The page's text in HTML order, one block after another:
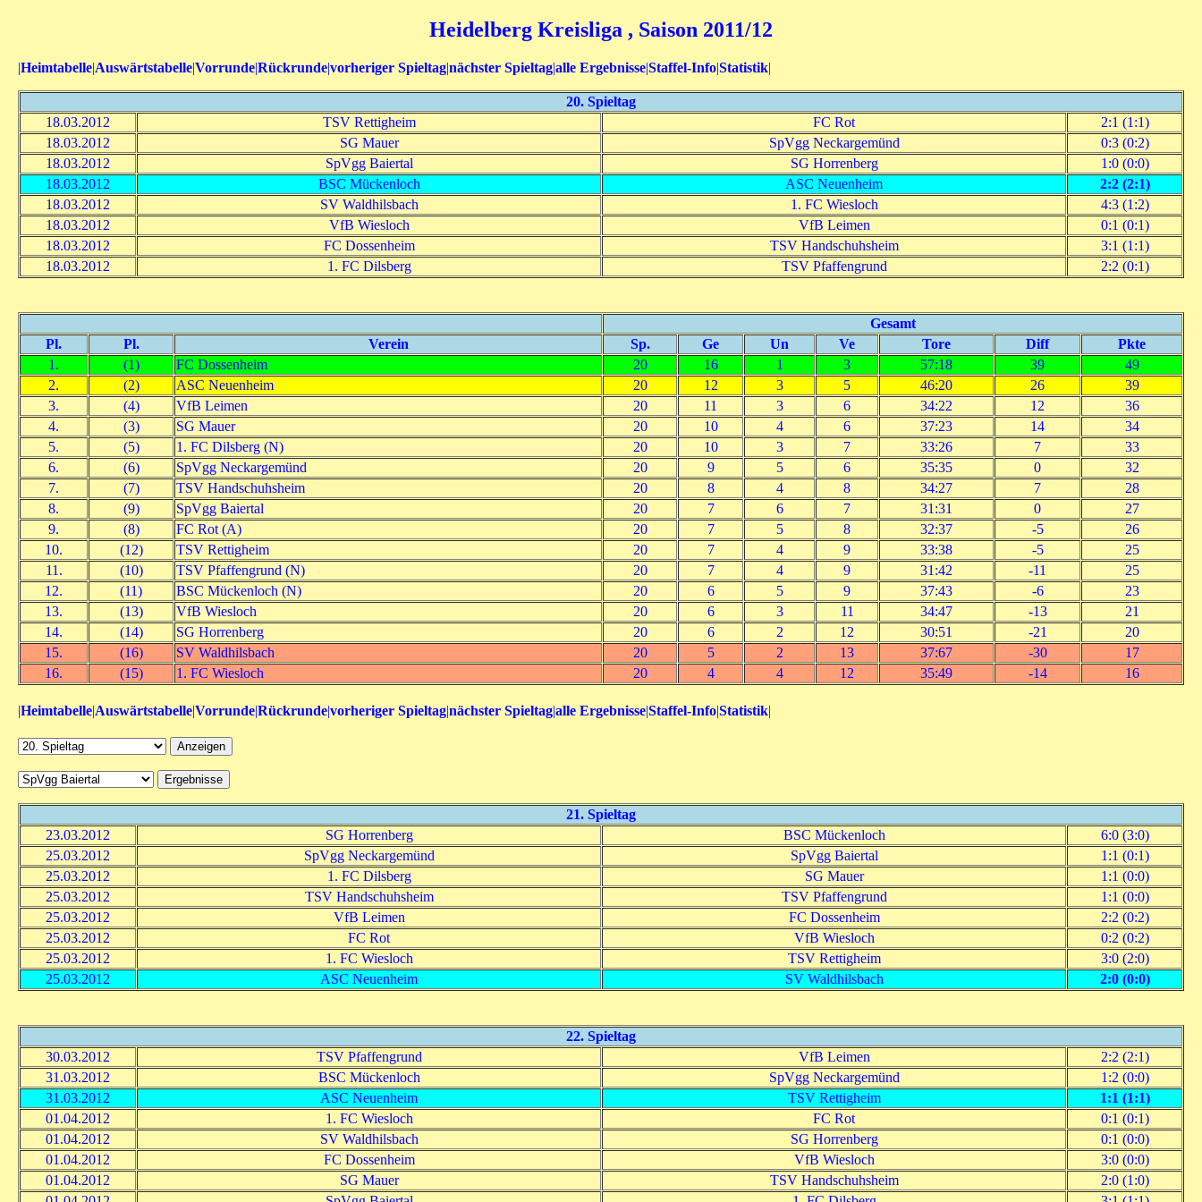
Heidelberg Kreisliga , Saison 2011/12
|Heimtabelle|Auswärtstabelle|Vorrunde|Rückrunde|vorheriger Spieltag|nächster Spieltag|alle Ergebnisse|Staffel-Info|Statistik|
20. Spieltag
18.03.2012
TSV Rettigheim FC Rot
2:1 (1:1)
18.03.2012
SG Mauer SpVgg Neckargemünd
0:3 (0:2)
18.03.2012
SpVgg Baiertal SG Horrenberg
1:0 (0:0)
18.03.2012
BSC Mückenloch ASC Neuenheim
2:2 (2:1)
18.03.2012
SV Waldhilsbach 1. FC Wiesloch
4:3 (1:2)
18.03.2012
VfB Wiesloch VfB Leimen
0:1 (0:1)
18.03.2012
FC Dossenheim TSV Handschuhsheim
3:1 (1:1)
18.03.2012
1. FC Dilsberg TSV Pfaffengrund 2:2 (0:1)
Gesamt
Pl.
Pl. Verein Sp. Ge Un Ve Tore Diff
Pkte
1.
(1) FC Dossenheim 20 16 1 3 57:18 39
49
2.
(2) ASC Neuenheim 20 12 3 5 46:20 26
39
3.
(4) VfB Leimen 20 11 3 6 34:22 12
36
4.
(3) SG Mauer 20 10 4 6 37:23 14
34
5.
(5) 1. FC Dilsberg (N) 20 10 3 7 33:26 7
33
6.
(6) SpVgg Neckargemünd 20 9 5 6 35:35 0
32
7.
(7) TSV Handschuhsheim 20 8 4 8 34:27 7
28
8.
(9) SpVgg Baiertal 20 7 6 7 31:31 0
27
9.
(8) FC Rot (A) 20 7 5 8 32:37 -5
26
10.
(12) TSV Rettigheim 20 7 4 9 33:38 -5
25
11.
(10) TSV Pfaffengrund (N) 20 7 4 9 31:42 -11
25
12.
(11) BSC Mückenloch (N) 20 6 5 9 37:43 -6
23
13.
(13) VfB Wiesloch 20 6 3 11 34:47 -13
21
14.
(14) SG Horrenberg 20 6 2 12 30:51 -21
20
15.
(16) SV Waldhilsbach 20 5 2 13 37:67 -30
17
16.
(15) 1. FC Wiesloch 20 4 4 12 35:49 -14 16
|Heimtabelle|Auswärtstabelle|Vorrunde|Rückrunde|vorheriger Spieltag|nächster Spieltag|alle Ergebnisse|Staffel-Info|Statistik|
21. Spieltag
23.03.2012
SG Horrenberg BSC Mückenloch
6:0 (3:0)
25.03.2012
SpVgg Neckargemünd SpVgg Baiertal
1:1 (0:1)
25.03.2012
1. FC Dilsberg SG Mauer
1:1 (0:0)
25.03.2012
TSV Handschuhsheim TSV Pfaffengrund
1:1 (0:0)
25.03.2012
VfB Leimen FC Dossenheim
2:2 (0:2)
25.03.2012
FC Rot VfB Wiesloch
0:2 (0:2)
25.03.2012
1. FC Wiesloch TSV Rettigheim
3:0 (2:0)
25.03.2012
ASC Neuenheim SV Waldhilsbach 2:0 (0:0)
22. Spieltag
30.03.2012
TSV Pfaffengrund VfB Leimen
2:2 (2:1)
31.03.2012
BSC Mückenloch SpVgg Neckargemünd
1:2 (0:0)
31.03.2012
ASC Neuenheim TSV Rettigheim
1:1 (1:1)
01.04.2012
1. FC Wiesloch FC Rot
0:1 (0:1)
01.04.2012
SV Waldhilsbach SG Horrenberg
0:1 (0:0)
01.04.2012
FC Dossenheim VfB Wiesloch
3:0 (0:0)
01.04.2012
SG Mauer TSV Handschuhsheim
2:0 (1:0)